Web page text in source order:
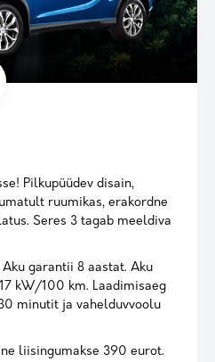
Pilkupüüdev disain,
ruumikas, erakordne
Seres 3 tagab meeldiva
garantii 8 aastat. Aku
kW/100 km. Laadimisaeg
minutit ja vahelduvvoolu
liisingumakse 390 eurot.